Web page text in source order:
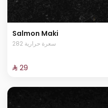
Salmon Maki
282 سعرة حرارية
⁨⁦‪‬ 29⁩